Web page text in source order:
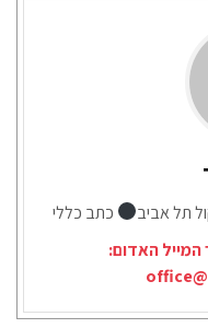
תל אביב
כתב כללי
האדום: